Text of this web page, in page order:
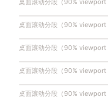
桌面滚动分段（90% viewport
桌面滚动分段（90% viewport
桌面滚动分段（90% viewport
桌面滚动分段（90% viewport
桌面滚动分段（90% viewport